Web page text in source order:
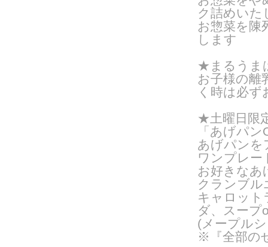
ク詰めいた
お惣菜を陳
します
★まるうま
お子様の離
く時は必ず
★土曜日限
「あげパ
あげパンを
ワンプレー
お好きなあ
クランブル
キャロット
ダ、スープ
(メープル
※『全部の